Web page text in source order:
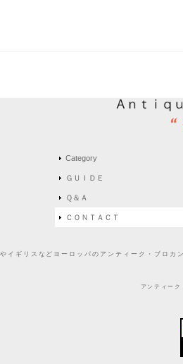
Category
ＧＵＩＤＥ
Ｑ＆Ａ
ＣＯＮＴＡＣＴ
ギリスなどヨーロッパのアンティーク・ブロ
アンティー